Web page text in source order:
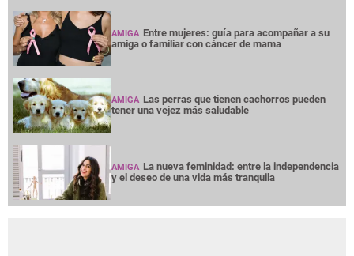
AMIGA Entre mujeres: guía para acompañar a su
amiga o familiar con cáncer de mama
AMIGA Las perras que tienen cachorros pueden
tener una vejez más saludable
AMIGA La nueva feminidad: entre la independencia
y el deseo de una vida más tranquila